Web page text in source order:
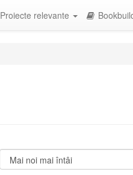
Proiecte relevante